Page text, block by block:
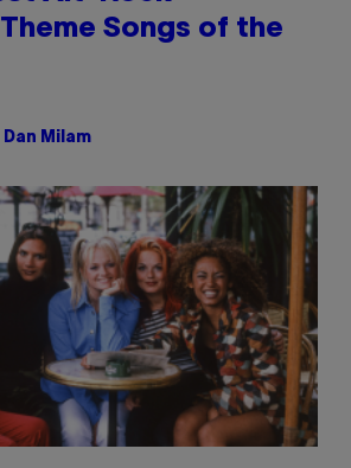
Songs of the
Dan Milam